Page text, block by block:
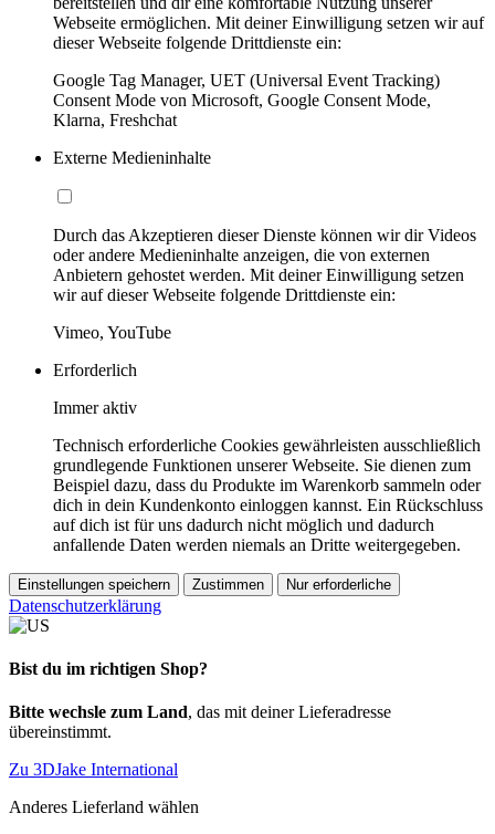
Webseite ermöglichen. Mit deiner Einwilligung setzen wir auf
dieser Webseite folgende Drittdienste ein:
Google Tag Manager, UET (Universal Event Tracking)
Consent Mode von Microsoft, Google Consent Mode,
Klarna, Freshchat
Externe Medieninhalte
Durch das Akzeptieren dieser Dienste können wir dir Videos
oder andere Medieninhalte anzeigen, die von externen
Anbietern gehostet werden. Mit deiner Einwilligung setzen
wir auf dieser Webseite folgende Drittdienste ein:
Vimeo, YouTube
Erforderlich
Immer aktiv
Technisch erforderliche Cookies gewährleisten ausschließlich
grundlegende Funktionen unserer Webseite. Sie dienen zum
Beispiel dazu, dass du Produkte im Warenkorb sammeln oder
dich in dein Kundenkonto einloggen kannst. Ein Rückschluss
auf dich ist für uns dadurch nicht möglich und dadurch
anfallende Daten werden niemals an Dritte weitergegeben.
Einstellungen speichern Zustimmen Nur erforderliche
Datenschutzerklärung
Bist du im richtigen Shop?
Bitte wechsle zum Land, das mit deiner Lieferadresse
übereinstimmt.
Zu 3DJake International
Anderes Lieferland wählen